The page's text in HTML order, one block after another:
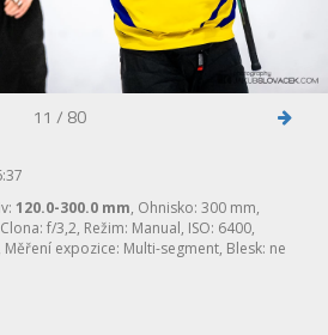
11 / 80
120.0-300.0 mm, Ohnisko: 300 mm,
f/3,2, Režim: Manual, ISO: 6400,
expozice: Multi-segment, Blesk: ne